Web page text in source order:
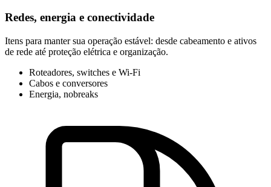
Redes, energia e conectividade
Itens para manter sua operação estável: desde cabeamento e ativos
de rede até proteção elétrica e organização.
Roteadores, switches e Wi-Fi
Cabos e conversores
Energia, nobreaks